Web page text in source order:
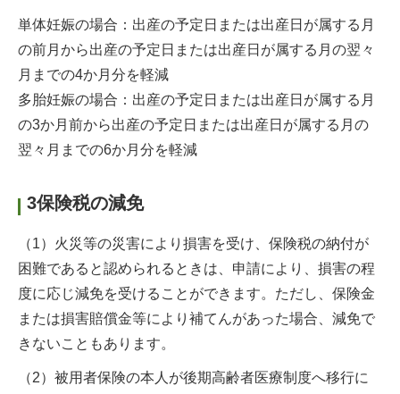
単体妊娠の場合：出産の予定日または出産日が属する月
の前月から出産の予定日または出産日が属する月の翌々
月までの4か月分を軽減
多胎妊娠の場合：出産の予定日または出産日が属する月
の3か月前から出産の予定日または出産日が属する月の
翌々月までの6か月分を軽減
3保険税の減免
（1）火災等の災害により損害を受け、保険税の納付が
困難であると認められるときは、申請により、損害の程
度に応じ減免を受けることができます。ただし、保険金
または損害賠償金等により補てんがあった場合、減免で
きないこともあります。
（2）被用者保険の本人が後期高齢者医療制度へ移行に